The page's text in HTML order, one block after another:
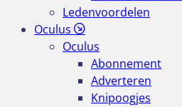
Ledenvoordelen
Oculus
Oculus
Abonnement
Adverteren
Knipoogjes